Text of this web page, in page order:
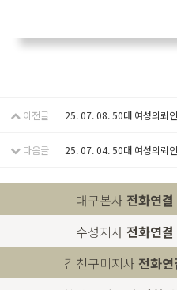
이전글 25. 07. 08. 50대 여성의뢰
다음글 25. 07. 04. 50대 여성의뢰
대구본사 전화연
수성지사 전화연
김천구미지사 전화